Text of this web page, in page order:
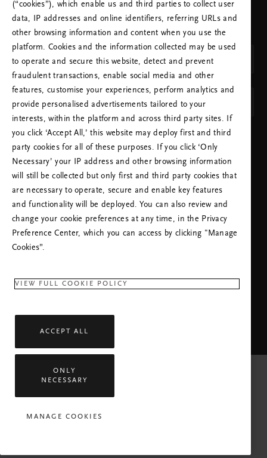
KUNDENHOTLINE:
+49 (0)221 82829661
RITUALS APP
WÄHLEN SIE IHR LAND UND IHRE SPRACHE
AUS
Land
Deutschland (Germany)
SPRACHE
Deutsch
EINSTELLUNGEN ÜBERNEHMEN
Datenschutzrichtlinie
(“cookies”), which enable us and third parties to collect user
data, IP addresses and online identifiers, referring URLs and
other browsing information and content when you use the
platform. Cookies and the information collected may be used
to operate and secure this website, detect and prevent
fraudulent transactions, enable social media and other
features, customise your experiences, perform analytics and
provide personalised advertisements tailored to your
interests, within the platform and across third party sites. If
you click ‘Accept All,’ this website may deploy first and third
party cookies for all of these purposes. If you click ‘Only
Necessary’ your IP address and other browsing information
will still be collected but only first and third party cookies that
are necessary to operate, secure and enable key features
and functionality will be deployed. You can also review and
change your cookie preferences at any time, in the Privacy
Preference Center, which you can access by clicking "Manage
Cookies”.
VIEW FULL COOKIE POLICY
ACCEPT ALL
ONLY
NECESSARY
MANAGE COOKIES